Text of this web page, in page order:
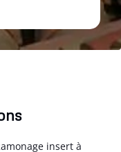
insert à